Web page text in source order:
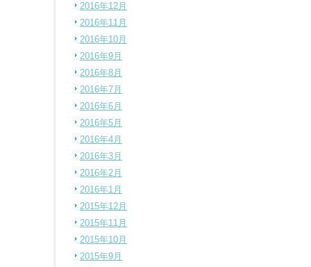
2016年12月
2016年11月
2016年10月
2016年9月
2016年8月
2016年7月
2016年6月
2016年5月
2016年4月
2016年3月
2016年2月
2016年1月
2015年12月
2015年11月
2015年10月
2015年9月